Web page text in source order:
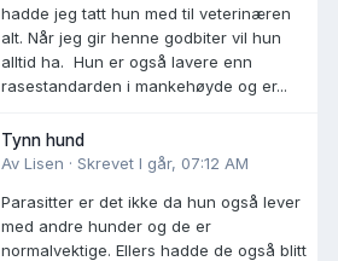
hadde jeg tatt hun med til veterinæren
alt. Når jeg gir henne godbiter vil hun
alltid ha. Hun er også lavere enn
rasestandarden i mankehøyde og er...
Tynn hund
Av Lisen · Skrevet I går, 07:12 AM
Parasitter er det ikke da hun også lever
med andre hunder og de er
normalvektige. Ellers hadde de også blitt